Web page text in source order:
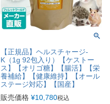
【正規品】ヘルスチャージ-
K（1g 92包入り）【ケストー
ス】【オリゴ糖】【腸活】【栄
養補給】【健康維持】【オール
ステージ対応】【国産】
販売価格 ¥10,780税込